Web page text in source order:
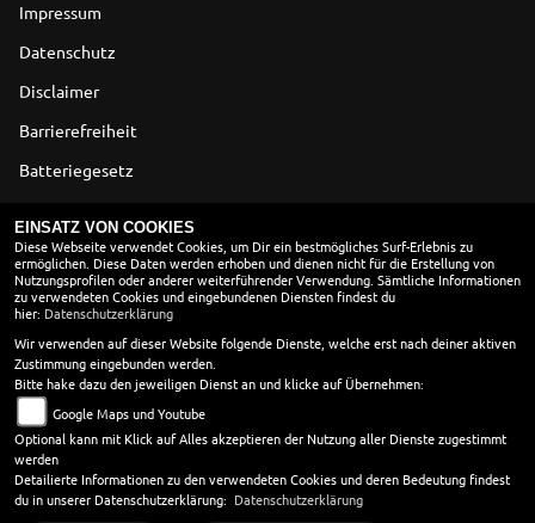
Impressum
Datenschutz
Disclaimer
Barrierefreiheit
Batteriegesetz
ÖFFNUNGSZEITEN
Montag:
geschlossen
Dienstag:
09:00 - 13:00 und 14:00 - 18:00
Mittwoch:
09:00 - 13:00 und 14:00 - 18:00
Donnerstag:
09:00 - 13:00 und 14:00 - 18:00
Freitag:
09:00 - 13:00 und 14:00 - 18:00
Samstag:
09:00 - 12:00
Sonntag:
geschlossen
EINSATZ VON COOKIES
Diese Webseite verwendet Cookies, um Dir ein bestmögliches Surf-Erlebnis zu
ermöglichen. Diese Daten werden erhoben und dienen nicht für die Erstellung von
Nutzungsprofilen oder anderer weiterführender Verwendung. Sämtliche Informationen
zu verwendeten Cookies und eingebundenen Diensten findest du
hier: Datenschutzerklärung
Wir verwenden auf dieser Website folgende Dienste, welche erst nach deiner aktiven
Zustimmung eingebunden werden.
Bitte hake dazu den jeweiligen Dienst an und klicke auf Übernehmen:
Google Maps und Youtube
Optional kann mit Klick auf Alles akzeptieren der Nutzung aller Dienste zugestimmt
werden
Detailierte Informationen zu den verwendeten Cookies und deren Bedeutung findest
du in unserer Datenschutzerklärung: Datenschutzerklärung